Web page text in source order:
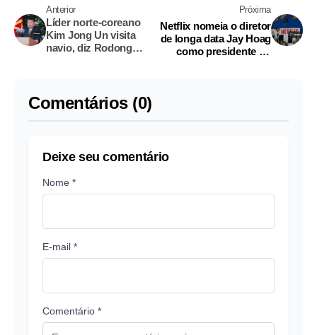
Anterior
Líder norte-coreano
Kim Jong Un visita
navio, diz Rodong
Próxima
Netflix nomeia o diretor
de longa data Jay Hoag
como presidente do
Comentários (0)
Deixe seu comentário
Nome *
E-mail *
Comentário *